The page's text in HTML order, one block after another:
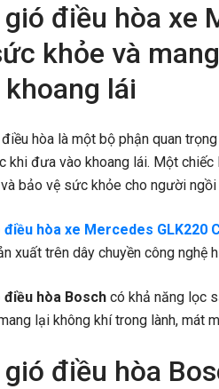
điều hòa xe
khỏe và
lái
hòa là một bộ phận quan
khi đưa vào khoang lái. Một
bảo vệ sức khỏe cho người ngồi
điều hòa xe Mercedes GLK220
xuất trên dây chuyền công nghệ
điều hòa Bosch có khả năng lọc
lại không khí trong lành, mát
gió điều hòa